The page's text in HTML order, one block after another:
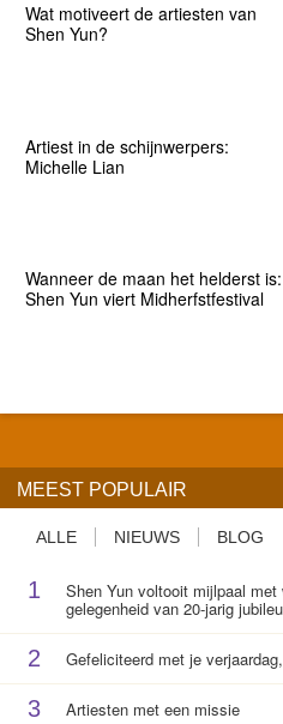
Wat motiveert de artiesten van
Shen Yun?
Artiest in de schijnwerpers:
Michelle Lian
Wanneer de maan het helderst is:
Shen Yun viert Midherfstfestival
MEEST POPULAIR
ALLE NIEUWS BLOG
1 Shen Yun voltooit mijlpaal met
gelegenheid van 20-jarig
2 Gefeliciteerd met je
3 Artiesten met een missie